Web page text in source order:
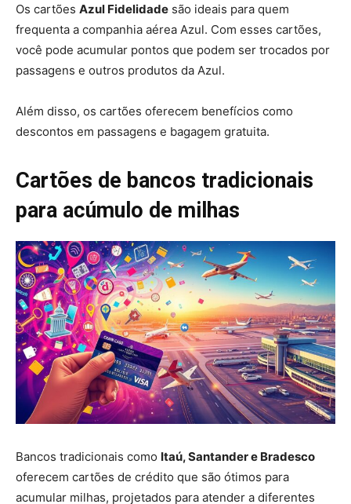
Os cartões Azul Fidelidade são ideais para quem
frequenta a companhia aérea Azul. Com esses cartões,
você pode acumular pontos que podem ser trocados por
passagens e outros produtos da Azul.
Além disso, os cartões oferecem benefícios como
descontos em passagens e bagagem gratuita.
Cartões de bancos tradicionais
para acúmulo de milhas
Bancos tradicionais como Itaú, Santander e Bradesco
oferecem cartões de crédito que são ótimos para
acumular milhas, projetados para atender a diferentes